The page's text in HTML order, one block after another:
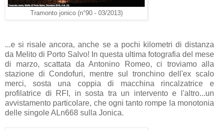
Tramonto jonico (n°90 - 03/2013)
...e si risale ancora, anche se a pochi kilometri di distanza
da Melito di Porto Salvo! In questa ultima fotografia del mese
di marzo, scattata da Antonino Romeo, ci troviamo alla
stazione di Condofuri, mentre sul tronchino dell'ex scalo
merci, sosta una coppia di macchina rincalzatrice e
profilatrice di RFI, in sosta tra un intervento e l'altro...un
avvistamento particolare, che ogni tanto rompe la monotonia
delle singole ALn668 sulla Jonica.